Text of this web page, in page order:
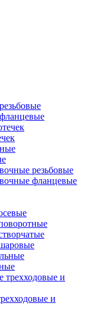
резьбовые
фланцевые
и